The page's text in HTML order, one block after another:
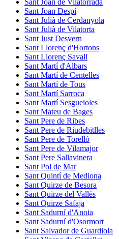
Sant Joan Despí
Sant Julià de Cerdanyola
Sant Julià de Vilatorta
Sant Just Desvern
Sant Llorenç d'Hortons
Sant Llorenç Savall
Sant Martí d'Albars
Sant Martí de Centelles
Sant Martí de Tous
Sant Martí Sarroca
Sant Martí Sesgueioles
Sant Mateu de Bages
Sant Pere de Ribes
Sant Pere de Riudebitlles
Sant Pere de Torelló
Sant Pere de Vilamajor
Sant Pere Sallavinera
Sant Pol de Mar
Sant Quintí de Mediona
Sant Quirze de Besora
Sant Quirze del Vallès
Sant Quirze Safaja
Sant Sadurní d'Anoia
Sant Sadurní d'Osormort
Sant Salvador de Guardiola